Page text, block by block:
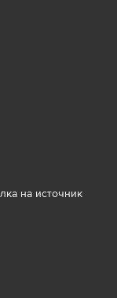
на источник